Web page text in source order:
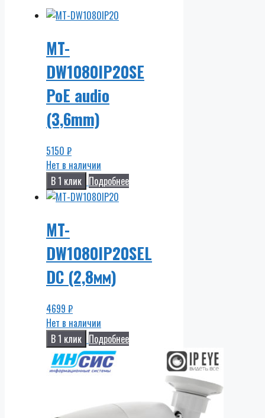
MT-
DW1080IP20SE
PoE audio
(3,6mm)
5150 ₽
Нет в наличии
В 1 клик Подробнее
MT-
DW1080IP20SEL
DC (2,8мм)
4699 ₽
Нет в наличии
В 1 клик Подробнее